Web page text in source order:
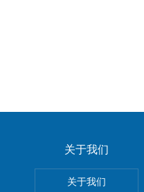
关于我们
关于我们